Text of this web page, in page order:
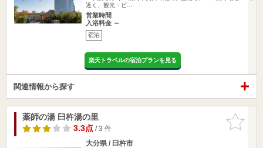
近く、観光・ビ…
営業時間
入浴料金 ～
宿泊
楽天トラベルの宿泊プランを見る
関連情報から探す
お気に入
りに追加
薬師の湯 臼杵湯の里
3.3点/ 3 件
大分県 / 臼杵市